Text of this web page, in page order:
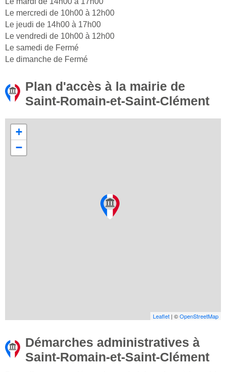
Le mercredi de 10h00 à 12h00
Le jeudi de 14h00 à 17h00
Le vendredi de 10h00 à 12h00
Le samedi de Fermé
Le dimanche de Fermé
Plan d'accès à la mairie de
Saint-Romain-et-Saint-Clément
+
−
Leaflet | ©OpenStreetMap
Démarches administratives à
Saint-Romain-et-Saint-Clément